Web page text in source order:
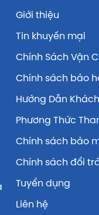
Giới thiệu
Tin khuyến mại
Chính Sách Vận
Chính sách bảo
Hướng Dẫn
Phương Thức
Chính sách bảo
Chính sách đổi
Tuyển dụng
Liên hệ